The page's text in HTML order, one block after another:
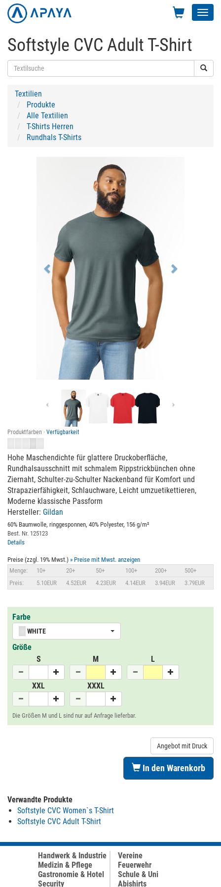
Softstyle CVC Adult T-Shirt
Textilien
Produkte
Alle Textilien
T-Shirts Herren
Rundhals T-Shirts
Previous
Produktfarben · Verfügbarkeit
Hohe Maschendichte für glattere Druckoberfläche,
Rundhalsausschnitt mit schmalem Rippstrickbünchen ohne
Ziernaht, Schulter-zu-Schulter Nackenband für Komfort und
Strapazierfähigkeit, Schlauchware, Leicht umzuetikettieren,
Moderne klassische Passform
Hersteller: Gildan
60% Baumwolle, ringgesponnen, 40% Polyester, 156 g/m²
Best. Nr. 125123
Details
Preise (zzgl. 19% Mwst.) » Preise mit Mwst. anzeigen
Menge:
10+ 20+ 50+ 100+ 200+
500+
Preis:
5.10EUR 4.52EUR 4.23EUR 4.14EUR 3.94EUR 3.79EUR
Farbe
WHITE
Größe
S
M L
XXL XXXL
Die Größen M und L sind nur auf Anfrage lieferbar.
Angebot mit Druck
In den Warenkorb
Verwandte Produkte
Softstyle CVC Women`s T-Shirt
Softstyle CVC Adult T-Shirt
Handwerk & Industrie
Medizin & Pflege
Gastronomie & Hotel
Security
Vereine
Feuerwehr
Schule & Uni
Abishirts